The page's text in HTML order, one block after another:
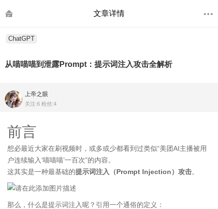
文章详情
ChatGPT
从喵喵喵到泄露Prompt：提示词注入攻击全解析
上帝之眼
关注:6 粉丝:4
前言
想必最近大家在刷视频时，或多或少都看到过类似“美团AI主播被用
户连续输入‘喵喵喵’一百次”的内容。
这其实是一种最基础的提示词注入（Prompt Injection）攻击。
那么，什么是提示词注入呢？引用一个通俗的定义：